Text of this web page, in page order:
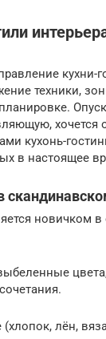
кухни-
техники,
хочется
кухонь-
в настоящее
новичком
(хлопок, лён,